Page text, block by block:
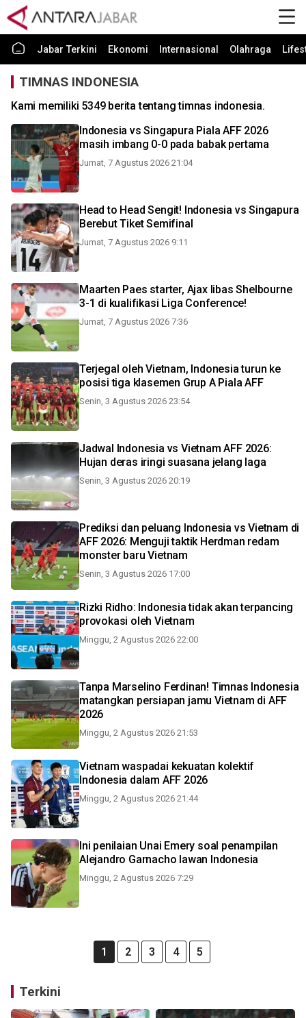
Jabar Terkini Ekonomi Internasional Olahraga
TIMNAS INDONESIA
Kami memiliki 5349 berita tentang timnas indonesia.
Indonesia vs Singapura Piala AFF 2026
masih imbang 0-0 pada babak pertama
Jumat, 7 Agustus 2026 21:04
Head to Head Sengit! Indonesia vs Singapura
Berebut Tiket Semifinal
Jumat, 7 Agustus 2026 9:11
Maarten Paes starter, Ajax libas Shelbourne
3-1 di kualifikasi Liga Conference!
Jumat, 7 Agustus 2026 7:36
Terjegal oleh Vietnam, Indonesia turun ke
posisi tiga klasemen Grup A Piala AFF
Senin, 3 Agustus 2026 23:54
Jadwal Indonesia vs Vietnam AFF 2026:
Hujan deras iringi suasana jelang laga
Senin, 3 Agustus 2026 20:19
Prediksi dan peluang Indonesia vs Vietnam di
AFF 2026: Menguji taktik Herdman redam
monster baru Vietnam
Senin, 3 Agustus 2026 17:00
Rizki Ridho: Indonesia tidak akan terpancing
provokasi oleh Vietnam
Minggu, 2 Agustus 2026 22:00
Tanpa Marselino Ferdinan! Timnas Indonesia
matangkan persiapan jamu Vietnam di AFF
2026
Minggu, 2 Agustus 2026 21:53
Vietnam waspadai kekuatan kolektif
Indonesia dalam AFF 2026
Minggu, 2 Agustus 2026 21:44
Ini penilaian Unai Emery soal penampilan
Alejandro Garnacho lawan Indonesia
Minggu, 2 Agustus 2026 7:29
1 2 3 4 5
Terkini